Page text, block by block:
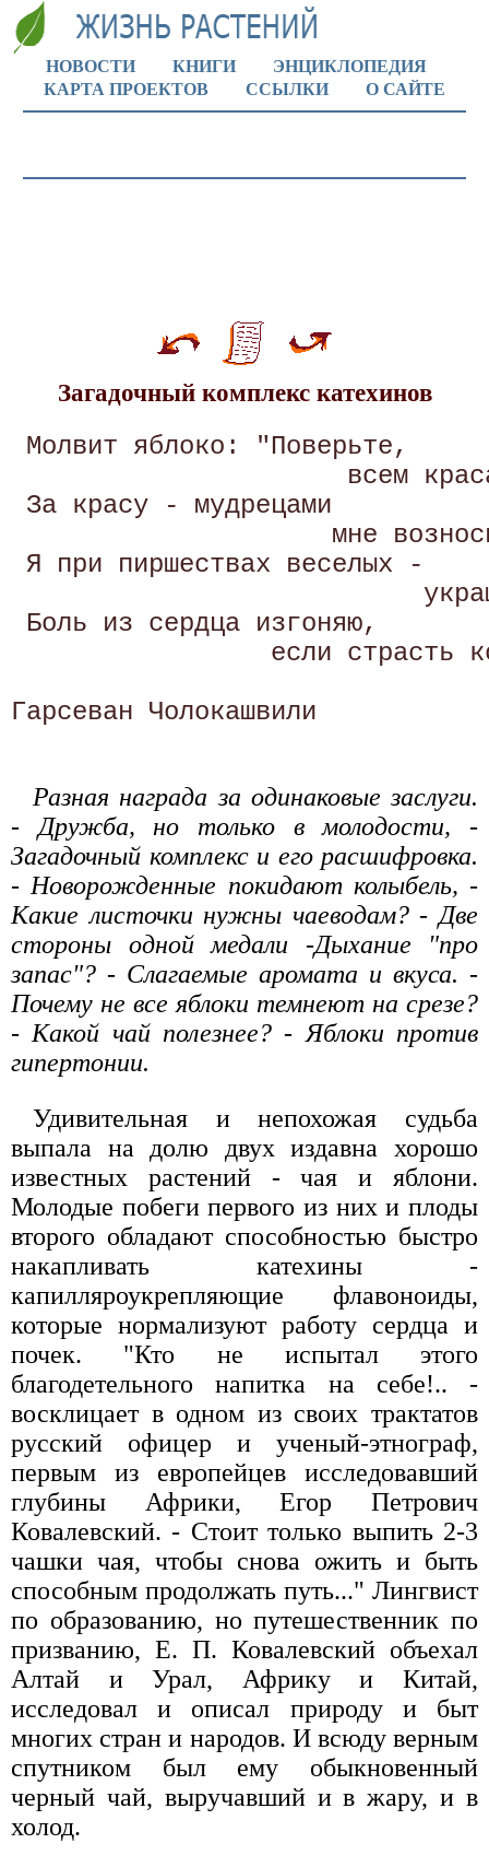
НОВОСТИ КНИГИ
ЭНЦИКЛОПЕДИЯ
КАРТА ПРОЕКТОВ
ССЫЛКИ О САЙТЕ
Загадочный комплекс катехинов
Молвит яблоко: "Поверьте,
всем
За красу - мудрецами
мне
Я при пиршествах веселых -
Боль из сердца изгоняю,
если страсть
Гарсеван Чолокашвили
Разная награда за одинаковые заслуги.
- Дружба, но только в молодости, -
Загадочный комплекс и его расшифровка.
- Новорожденные покидают колыбель, -
Какие листочки нужны чаеводам? - Две
стороны одной медали -Дыхание "про
запас"? - Слагаемые аромата и вкуса. -
Почему не все яблоки темнеют на срезе?
- Какой чай полезнее? - Яблоки против
гипертонии.
Удивительная и непохожая судьба
выпала на долю двух издавна хорошо
известных растений - чая и яблони.
Молодые побеги первого из них и плоды
второго обладают способностью быстро
накапливать катехины -
капилляроукрепляющие флавоноиды,
которые нормализуют работу сердца и
почек. "Кто не испытал этого
благодетельного напитка на себе!.. -
восклицает в одном из своих трактатов
русский офицер и ученый-этнограф,
первым из европейцев исследовавший
глубины Африки, Егор Петрович
Ковалевский. - Стоит только выпить 2-3
чашки чая, чтобы снова ожить и быть
способным продолжать путь..." Лингвист
по образованию, но путешественник по
призванию, Е. П. Ковалевский объехал
Алтай и Урал, Африку и Китай,
исследовал и описал природу и быт
многих стран и народов. И всюду верным
спутником был ему обыкновенный
черный чай, выручавший и в жару, и в
холод.